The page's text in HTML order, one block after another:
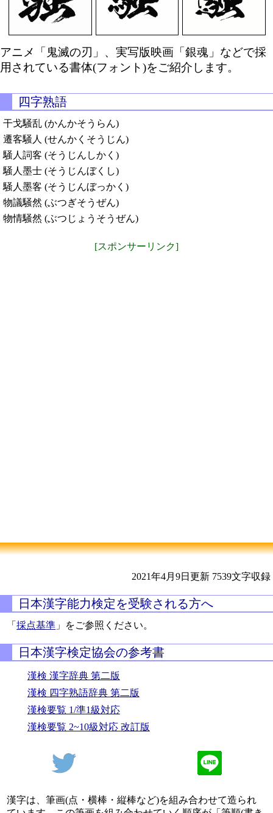
アニメ「鬼滅の刃」、実写版映画「銀魂」などで採
用されている書体(フォント)をご紹介します。
四字熟語
干戈騒乱 (かんかそうらん)
遷客騒人 (せんかくそうじん)
騒人詞客 (そうじんしかく)
騒人墨士 (そうじんぼくし)
騒人墨客 (そうじんぼっかく)
物議騒然 (ぶつぎそうぜん)
物情騒然 (ぶつじょうそうぜん)
[スポンサーリンク]
2021年4月9日更新 7539文字収録
日本漢字能力検定を受験される方へ
「採点基準 」をご参照ください。
日本漢字検定協会の参考書
漢検 漢字辞典 第二版
漢検 四字熟語辞典 第二版
漢検要覧 1/準1級対応
漢検要覧 2~10級対応 改訂版
漢字は、筆画(点・横棒・縦棒など)を組み合わせて造られ